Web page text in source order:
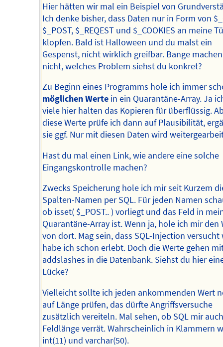
Hier hätten wir mal ein Beispiel von
Ich denke bisher, dass Daten nur in Form von
$_POST, $_REQEST und $_COOKIES an meine
klopfen. Bald ist Halloween und du malst ein
Gespenst, nicht wirklich greifbar. Bange
nicht, welches Problem siehst du konkret?
Zu Beginn eines Programms hole ich immer
möglichen Wertein ein Quarantäne-Array. Ja
viele hier halten das Kopieren für überflüssig.
diese Werte prüfe ich dann auf Plausibilität,
sie ggf. Nur mit diesen Daten wird
Hast du mal einen Link, wie andere eine solche
Eingangskontrolle machen?
Zwecks Speicherung hole ich mir seit Kurzem
Spalten-Namen per SQL. Für jeden Namen
ob isset( $_POST.. ) vorliegt und das Feld in
Quarantäne-Array ist. Wenn ja, hole ich mir den
von dort. Mag sein, dass SQL-Injection versucht
habe ich schon erlebt. Doch die Werte gehen
addslashes in die Datenbank. Siehst du hier
Lücke?
Vielleicht sollte ich jeden ankommenden Wert
auf Länge prüfen, das dürfte Angriffsversuche
zusätzlich vereiteln. Mal sehen, ob SQL mir
Feldlänge verrät. Wahrscheinlich in Klammern
int(11) und varchar(50).